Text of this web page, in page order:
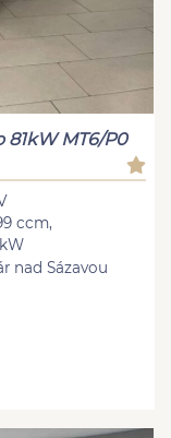
81kW MT6/P0
ccm,
nad Sázavou